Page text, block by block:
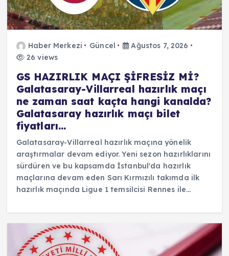
Haber Merkezi Güncel
Ağustos 7, 2026
26 views
GS HAZIRLIK MAÇI ŞİFRESİZ Mİ?
Galatasaray-Villarreal hazırlık maçı
ne zaman saat kaçta hangi kanalda?
Galatasaray hazırlık maçı bilet
fiyatları…
Galatasaray-Villarreal hazırlık maçına yönelik
araştırmalar devam ediyor. Yeni sezon hazırlıklarını
sürdüren ve bu kapsamda İstanbul'da hazırlık
maçlarına devam eden Sarı Kırmızılı takımda ilk
hazırlık maçında Ligue 1 temsilcisi Rennes ile…